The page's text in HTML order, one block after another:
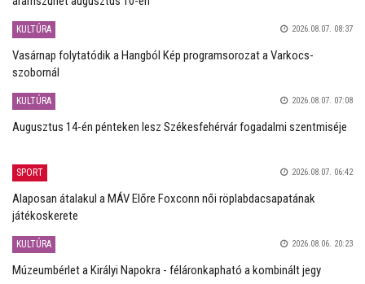
KULTÚRA 2026.08.07. 08:37
Vasárnap folytatódik a Hangból Kép programsorozat a Varkocs-
szobornál
KULTÚRA 2026.08.07. 07:08
Augusztus 14-én pénteken lesz Székesfehérvár fogadalmi szentmiséje
SPORT 2026.08.07. 06:42
Alaposan átalakul a MÁV Előre Foxconn női röplabdacsapatának
játékoskerete
KULTÚRA 2026.08.06. 20:23
Múzeumbérlet a Királyi Napokra - féláronkapható a kombinált jegy